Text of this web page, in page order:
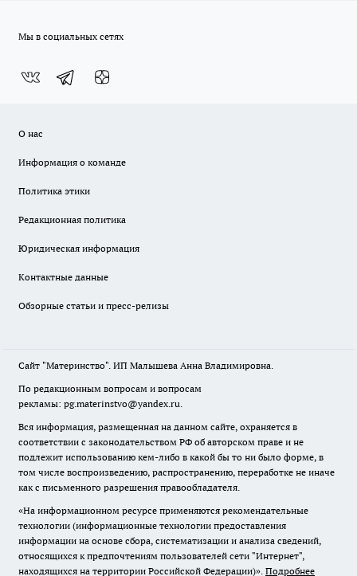
Мы в социальных сетях
О нас
Информация о команде
Политика этики
Редакционная политика
Юридическая информация
Контактные данные
Обзорные статьи и пресс-релизы
Сайт "Материнство". ИП Малышева Анна Владимировна.
По редакционным вопросам и вопросам
рекламы: pg.materinstvo@yandex.ru.
Вся информация, размещенная на данном сайте, охраняется в
соответствии с законодательством РФ об авторском праве и не
подлежит использованию кем-либо в какой бы то ни было форме, в
том числе воспроизведению, распространению, переработке не иначе
как с письменного разрешения правообладателя.
«На информационном ресурсе применяются рекомендательные
технологии (информационные технологии предоставления
информации на основе сбора, систематизации и анализа сведений,
относящихся к предпочтениям пользователей сети "Интернет",
находящихся на территории Российской Федерации)». Подробнее